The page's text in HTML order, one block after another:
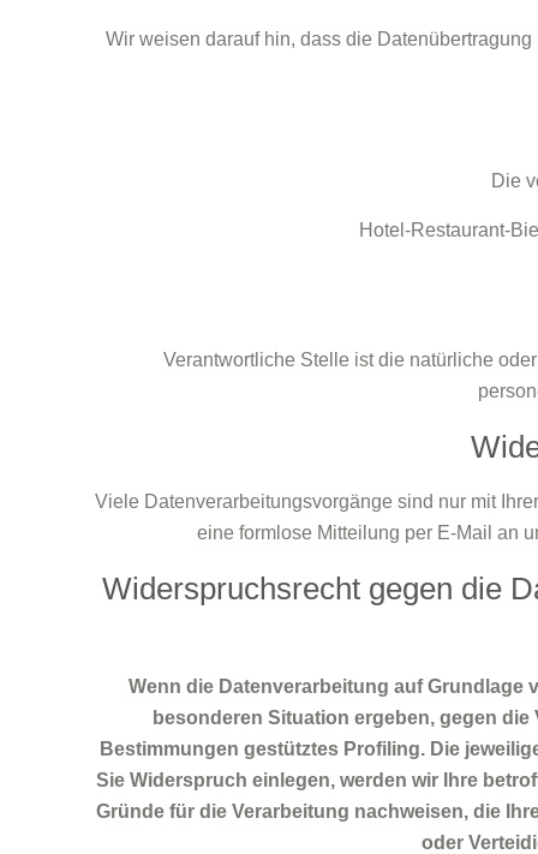
Wir weisen darauf hin, dass die
Die
Hotel-Restaurant-
Verantwortliche Stelle ist die natürliche
Viele Datenverarbeitungsvorgänge sind nur mit
eine formlose Mitteilung per E-Mail an
Widerspruchsrecht gegen die
Wenn die Datenverarbeitung auf Grundlage
besonderen Situation ergeben, gegen
Bestimmungen gestütztes Profiling. Die
Sie Widerspruch einlegen, werden wir Ihre
Gründe für die Verarbeitung nachweisen, die
oder